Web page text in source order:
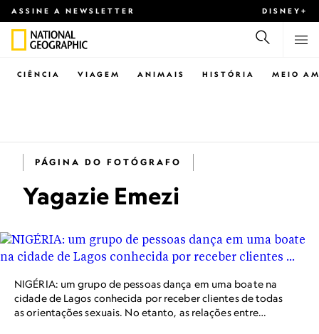
ASSINE A NEWSLETTER DISNEY+
CIÊNCIA VIAGEM ANIMAIS HISTÓRIA MEIO
PÁGINA DO FOTÓGRAFO
Yagazie Emezi
NIGÉRIA: um grupo de pessoas dança em uma boate na
cidade de Lagos conhecida por receber clientes de todas
as orientações sexuais. No etanto, as relações entre